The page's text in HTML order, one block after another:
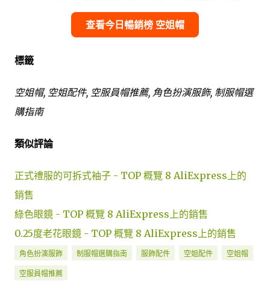
查看今日暢銷榜 空姐帽
標籤
空姐帽, 空姐配件, 空服員帽推薦, 角色扮演服飾, 制服帽選
購指南
類似評論
正式禮服的可拆式袖子 - TOP 概覽 8 AliExpress上的
銷售
綠色眼鏡 - TOP 概覽 8 AliExpress上的銷售
0.25度老花眼鏡 - TOP 概覽 8 AliExpress上的銷售
角色扮演服飾 制服帽選購指南 服飾配件 空姐配件 空姐帽
空服員帽推薦